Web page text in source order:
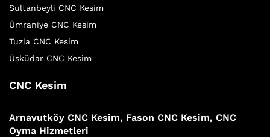
Sultanbeyli CNC Kesim
Ümraniye CNC Kesim
Tuzla CNC Kesim
Üsküdar CNC Kesim
CNC Kesim
Arnavutköy CNC Kesim, Fason CNC Kesim, CNC
Oyma Hizmetleri